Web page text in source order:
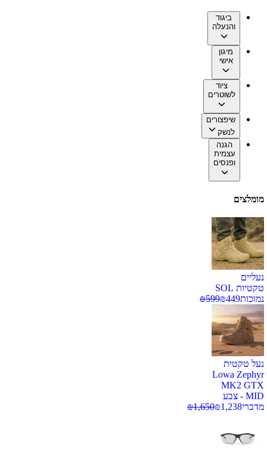
ביגוד
והנעלה
מיגון
אישי
ציוד
לשוטרים
שיפצורים
לנשק
הגנה
עצמית
ופנסים
מומלצים
נעליים
טקטיות SOL
נמוכות
₪449
₪599
נעל טקטית
Lowa Zephyr
MK2 GTX
MID - צבע
מדברי
₪1,238
₪1,650